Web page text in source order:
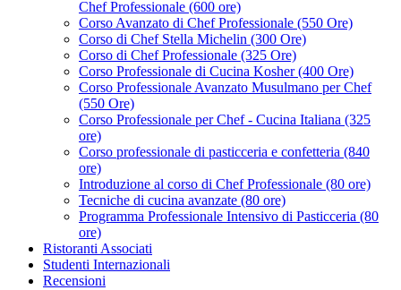
Chef Professionale (600 ore)
Corso Avanzato di Chef Professionale (550 Ore)
Corso di Chef Stella Michelin (300 Ore)
Corso di Chef Professionale (325 Ore)
Corso Professionale di Cucina Kosher (400 Ore)
Corso Professionale Avanzato Musulmano per Chef
(550 Ore)
Corso Professionale per Chef - Cucina Italiana (325
ore)
Corso professionale di pasticceria e confetteria (840
ore)
Introduzione al corso di Chef Professionale (80 ore)
Tecniche di cucina avanzate (80 ore)
Programma Professionale Intensivo di Pasticceria (80
ore)
Ristoranti Associati
Studenti Internazionali
Recensioni